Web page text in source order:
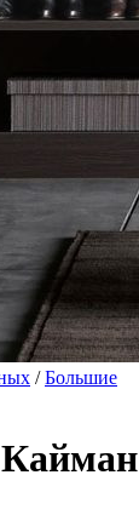
/Большие
Кайман